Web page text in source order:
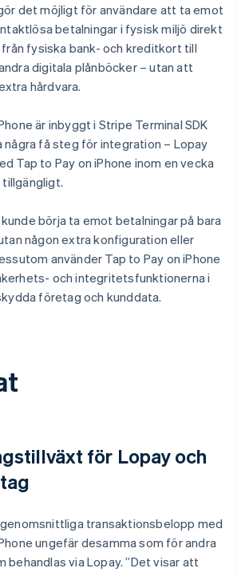
det möjligt för användare att ta emot
betalningar i fysisk miljö direkt
från fysiska bank- och kreditkort till
digitala plånböcker – utan att
hårdvara.
är inbyggt i Stripe Terminal SDK
några få steg för integration – Lopay
Tap to Pay on iPhone inom en vecka
börja ta emot betalningar på bara
någon extra konfiguration eller
använder Tap to Pay on iPhone
och integritetsfunktionerna i
företag och kunddata.
för Lopay och
transaktionsbelopp med
ungefär desamma som för andra
behandlas via Lopay. ”Det visar att